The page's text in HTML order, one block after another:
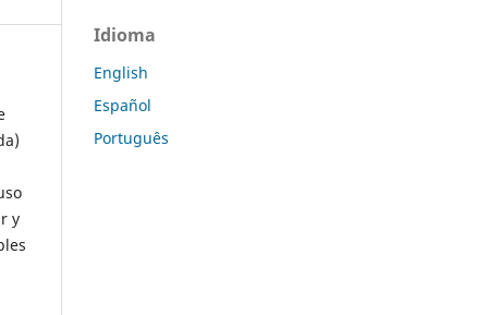
y
Idioma
English
Español
Português